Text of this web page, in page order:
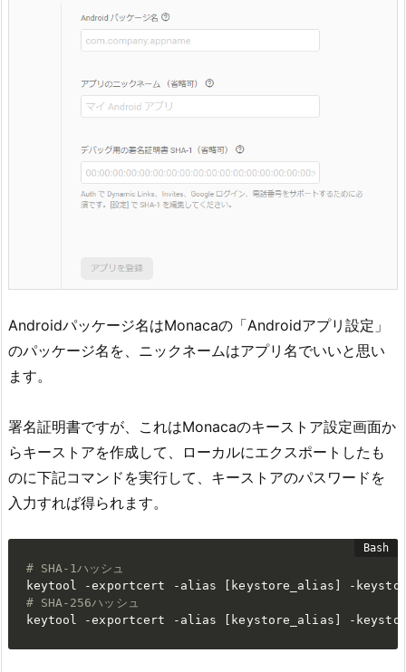
Androidパッケージ名はMonacaの「Androidアプリ設定」
のパッケージ名を、ニックネームはアプリ名でいいと思い
ます。
署名証明書ですが、これはMonacaのキーストア設定画面か
らキーストアを作成して、ローカルにエクスポートしたも
のに下記コマンドを実行して、キーストアのパスワードを
入力すれば得られます。
# SHA-1ハッシュ
keytool -exportcert -alias
keystore_alias
-
# SHA-256ハッシュ
keytool -exportcert -alias
keystore_alias -